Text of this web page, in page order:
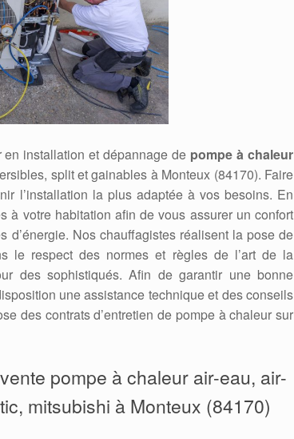
installation et dépannage de pompe à chaleur
split et gainables à Monteux (84170). Faire
l’installation la plus adaptée à vos besoins. En
à votre habitation afin de vous assurer un confort
d’énergie. Nos chauffagistes réalisent la pose de
le respect des normes et règles de l’art de la
des sophistiqués. Afin de garantir une bonne
une assistance technique et des conseils
des contrats d’entretien de pompe à chaleur sur
pompe à chaleur air-eau, air-
mitsubishi à Monteux (84170)